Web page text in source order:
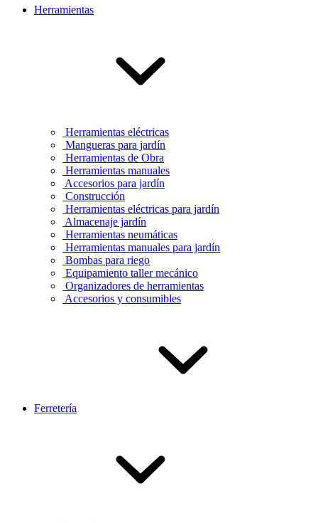
Herramientas
Herramientas eléctricas
Mangueras para jardín
Herramientas de Obra
Herramientas manuales
Accesorios para jardín
Construcción
Herramientas eléctricas para jardín
Almacenaje jardín
Herramientas neumáticas
Herramientas manuales para jardín
Bombas para riego
Equipamiento taller mecánico
Organizadores de herramientas
Accesorios y consumibles
Ferretería